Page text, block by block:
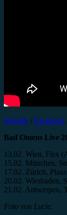
Website / Facebook
Bad Omens Live
13.02. Wien, Flex
15.02. München,
17.02. Zürich,
20.02. Wiesbaden,
21.02. Antwerpen,
Foto von Lucie.